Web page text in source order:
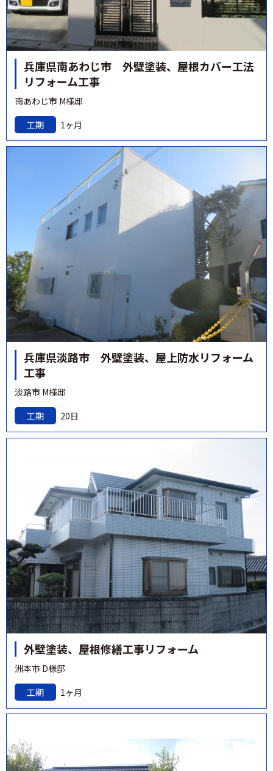
兵庫県南あわじ市 外壁塗装、屋根カバー工法
リフォーム工事
南あわじ市 M様邸
工期
1ヶ月
兵庫県淡路市 外壁塗装、屋上防水リフォーム
工事
淡路市 M様邸
工期
20日
外壁塗装、屋根修繕工事リフォーム
洲本市 D様邸
工期
1ヶ月